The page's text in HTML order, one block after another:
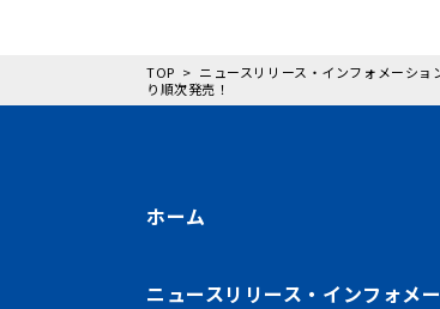
TOP ニュースリリース・インフォメーショ
り順次発売！
ホーム
ニュースリリース・インフォメ